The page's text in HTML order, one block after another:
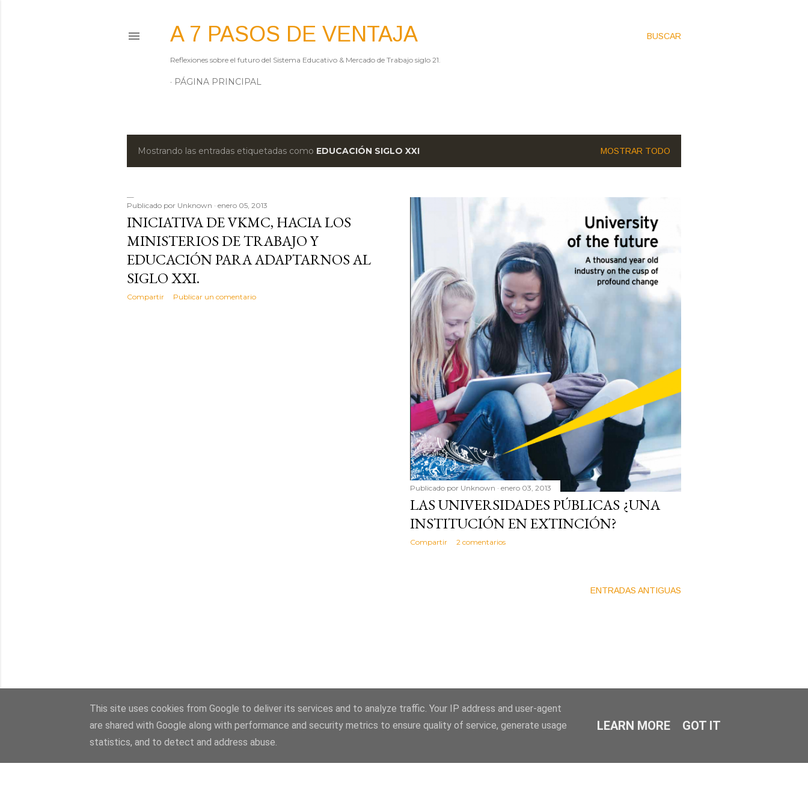
BUSCAR
A 7 PASOS DE VENTAJA
Reflexiones sobre el futuro del Sistema Educativo & Mercado de Trabajo siglo 21.
PÁGINA PRINCIPAL
E
t
r
a
d
a
Mostrando las entradas etiquetadas como EDUCACIÓN SIGLO XXI MOSTRAR TODO
Publicado por Unknown enero 05, 2013
INICIATIVA DE VKMC, HACIA LOS
MINISTERIOS DE TRABAJO Y
EDUCACIÓN PARA ADAPTARNOS AL
SIGLO XXI.
Compartir Publicar un comentario
Publicado por Unknown enero 03, 2013
LAS UNIVERSIDADES PÚBLICAS ¿UNA
INSTITUCIÓN EN EXTINCIÓN?
Compartir 2 comentarios
ENTRADAS ANTIGUAS
Con la tecnología de Blogger
This site uses cookies from Google to deliver its services and to analyze traffic. Your IP address and user-agent
are shared with Google along with performance and security metrics to ensure quality of service, generate usage
statistics, and to detect and address abuse.
LEARN MORE GOT IT